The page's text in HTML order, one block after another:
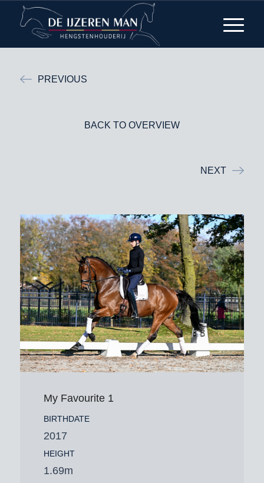
PREVIOUS
BACK TO OVERVIEW
NEXT
My Favourite 1
BIRTHDATE
2017
HEIGHT
1.69m